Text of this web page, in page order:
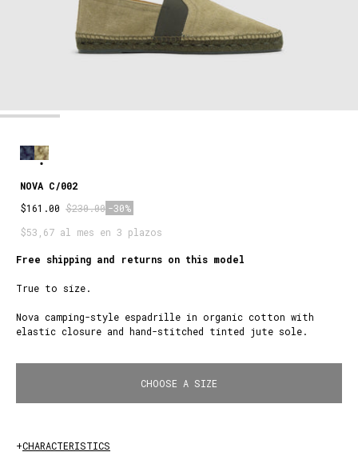
NOVA C/002
$161.00 $230.00 -30%
$53,67 al mes en 3 plazos
Free shipping and returns on this model
True to size.
Nova camping-style espadrille in organic cotton with
elastic closure and hand-stitched tinted jute sole.
CHOOSE A SIZE
+CHARACTERISTICS